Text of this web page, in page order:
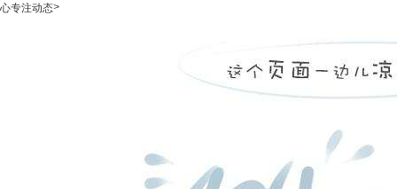
心专注动态>